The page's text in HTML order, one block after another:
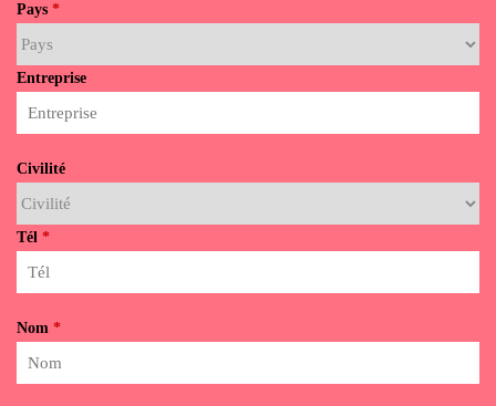
Pays *
Entreprise
Civilité
Tél *
Nom *